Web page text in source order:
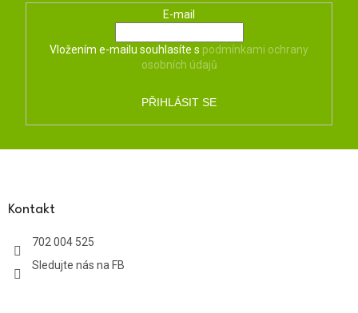
E-mail
Vložením e-mailu souhlasíte s podmínkami ochrany
osobních údajů
PŘIHLÁSIT SE
Kontakt
702 004 525
Sledujte nás na FB